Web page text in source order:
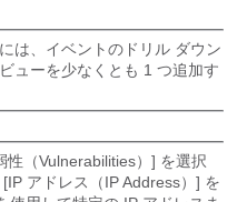
は、イベントのドリル ダウン
ューを少なくとも 1 つ追加す
性（Vulnerabilities）] を選択
アドレス（IP Address）] を